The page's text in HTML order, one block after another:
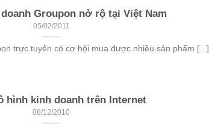
Groupon nở rộ tại Việt Nam
05/02/2011
trực tuyến có cơ hội mua được nhiều sản phẩm [...]
hình kinh doanh trên Internet
08/12/2010